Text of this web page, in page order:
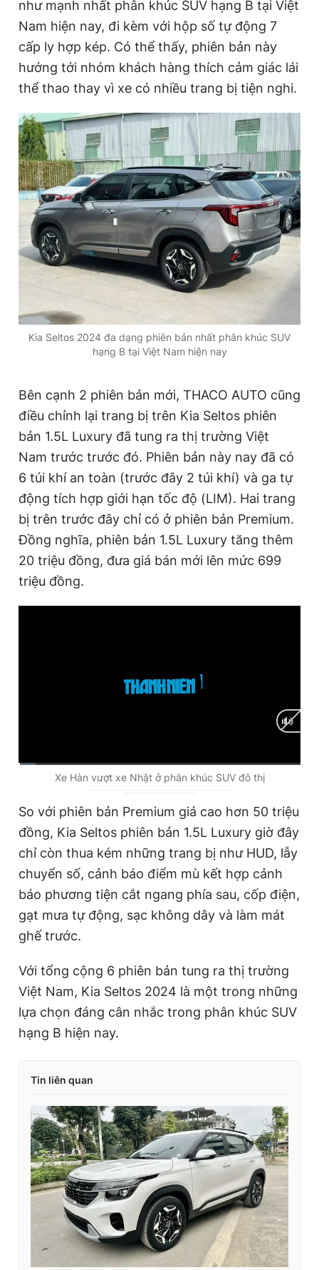
như mạnh nhất phân khúc SUV hạng B tại Việt
Nam hiện nay, đi kèm với hộp số tự động 7
cấp ly hợp kép. Có thể thấy, phiên bản này
hướng tới nhóm khách hàng thích cảm giác lái
thể thao thay vì xe có nhiều trang bị tiện nghi.
Kia Seltos 2024 đa dạng phiên bản nhất phân khúc SUV
hạng B tại Việt Nam hiện nay
Bên cạnh 2 phiên bản mới, THACO AUTO cũng
điều chỉnh lại trang bị trên Kia Seltos phiên
bản 1.5L Luxury đã tung ra thị trường Việt
Nam trước trước đó. Phiên bản này nay đã có
6 túi khí an toàn (trước đây 2 túi khí) và ga tự
động tích hợp giới hạn tốc độ (LIM). Hai trang
bị trên trước đây chỉ có ở phiên bản Premium.
Đồng nghĩa, phiên bản 1.5L Luxury tăng thêm
20 triệu đồng, đưa giá bán mới lên mức 699
triệu đồng.
r
r
e
n
m
e
0:01 / D
r
a
3:31
Xe Hàn vượt xe Nhật ở phân khúc SUV đô thị
So với phiên bản Premium giá cao hơn 50 triệu
đồng, Kia Seltos phiên bản 1.5L Luxury giờ đây
chỉ còn thua kém những trang bị như HUD, lẫy
chuyển số, cảnh báo điểm mù kết hợp cảnh
báo phương tiện cắt ngang phía sau, cốp điện,
gạt mưa tự động, sạc không dây và làm mát
ghế trước.
Với tổng cộng 6 phiên bản tung ra thị trường
Việt Nam, Kia Seltos 2024 là một trong những
lựa chọn đáng cân nhắc trong phân khúc SUV
hạng B hiện nay.
Tin liên quan